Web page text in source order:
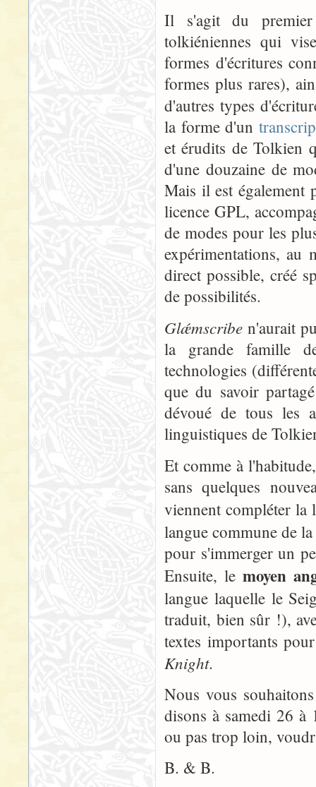
Il s'agit du premier
tolkiéniennes qui
formes d'écritures
formes plus rares),
d'autres types
la forme d'un
et érudits de Tolkien
d'une douzaine de
Mais il est également
licence GPL,
de modes pour les
expérimentations, au
direct possible, créé
de possibilités.
Glǽmscribe n'aurait
la grande famille
technologies
que du savoir
dévoué de tous les
linguistiques de
Et comme à
sans quelques
viennent compléter
langue commune de
pour s'immerger un
Ensuite, lemoyen
langue laquelle le
traduit, bien sûr !),
textes importants
Knight.
Nous vous
disons à samedi 26
ou pas trop loin,
B. & B.